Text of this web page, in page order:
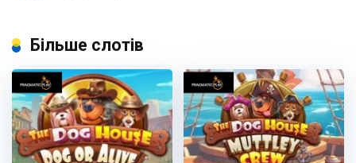
Більше слотів